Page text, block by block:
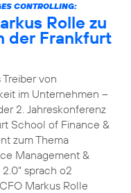
CONTROLLING:
Rolle zu
der Frankfurt
von
im Unternehmen –
2. Jahreskonferenz
School of Finance &
zum Thema
Management &
sprach o2
Markus Rolle